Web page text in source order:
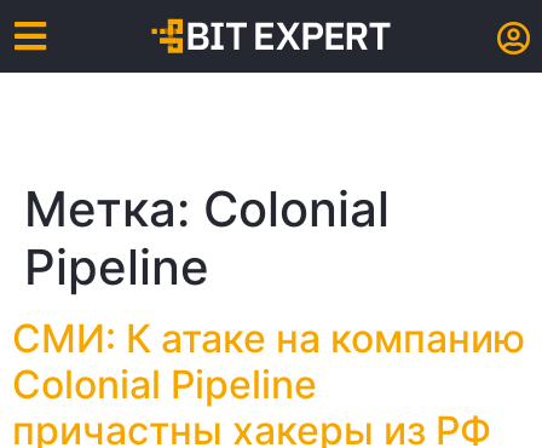
Метка: Colonial
Pipeline
СМИ: К атаке на компанию
Colonial Pipeline
причастны хакеры из РФ